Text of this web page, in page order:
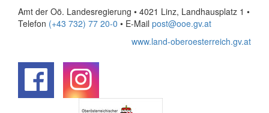
Amt der Oö. Landesregierung • 4021 Linz, Landhausplatz 1 •
Telefon (+43 732) 77 20-0 • E-Mail post@ooe.gv.at
www.land-oberoesterreich.gv.at